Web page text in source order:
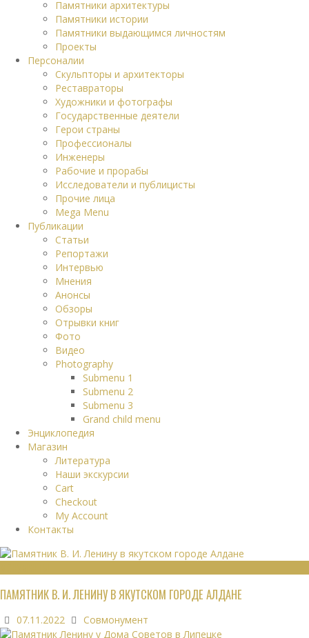
Памятники архитектуры
Памятники истории
Памятники выдающимся личностям
Проекты
Персоналии
Скульпторы и архитекторы
Реставраторы
Художники и фотографы
Государственные деятели
Герои страны
Профессионалы
Инженеры
Рабочие и прорабы
Исследователи и публицисты
Прочие лица
Mega Menu
Публикации
Статьи
Репортажи
Интервью
Мнения
Анонсы
Обзоры
Отрывки книг
Фото
Видео
Photography
Submenu 1
Submenu 2
Submenu 3
Grand child menu
Энциклопедия
Магазин
Литература
Наши экскурсии
Cart
Checkout
My Account
Контакты
ПАМЯТНИК В. И. ЛЕНИНУ В ЯКУТСКОМ ГОРОДЕ АЛДАНЕ
07.11.2022 Совмонумент